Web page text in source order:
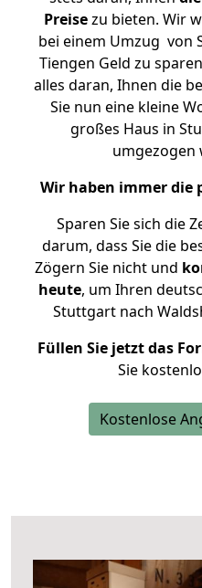
Preisezu bieten. Wir
bei einem Umzug von
Tiengen Geld zu
alles daran, Ihnen die
Sie nun eine kleine
großes Haus in
umgezogen
Wir haben immer die
Sparen Sie sich die
darum, dass Sie die
Zögern Sie nicht und
heute, um Ihren
Stuttgart nach
Füllen Sie jetzt das
Sie
Kostenlose